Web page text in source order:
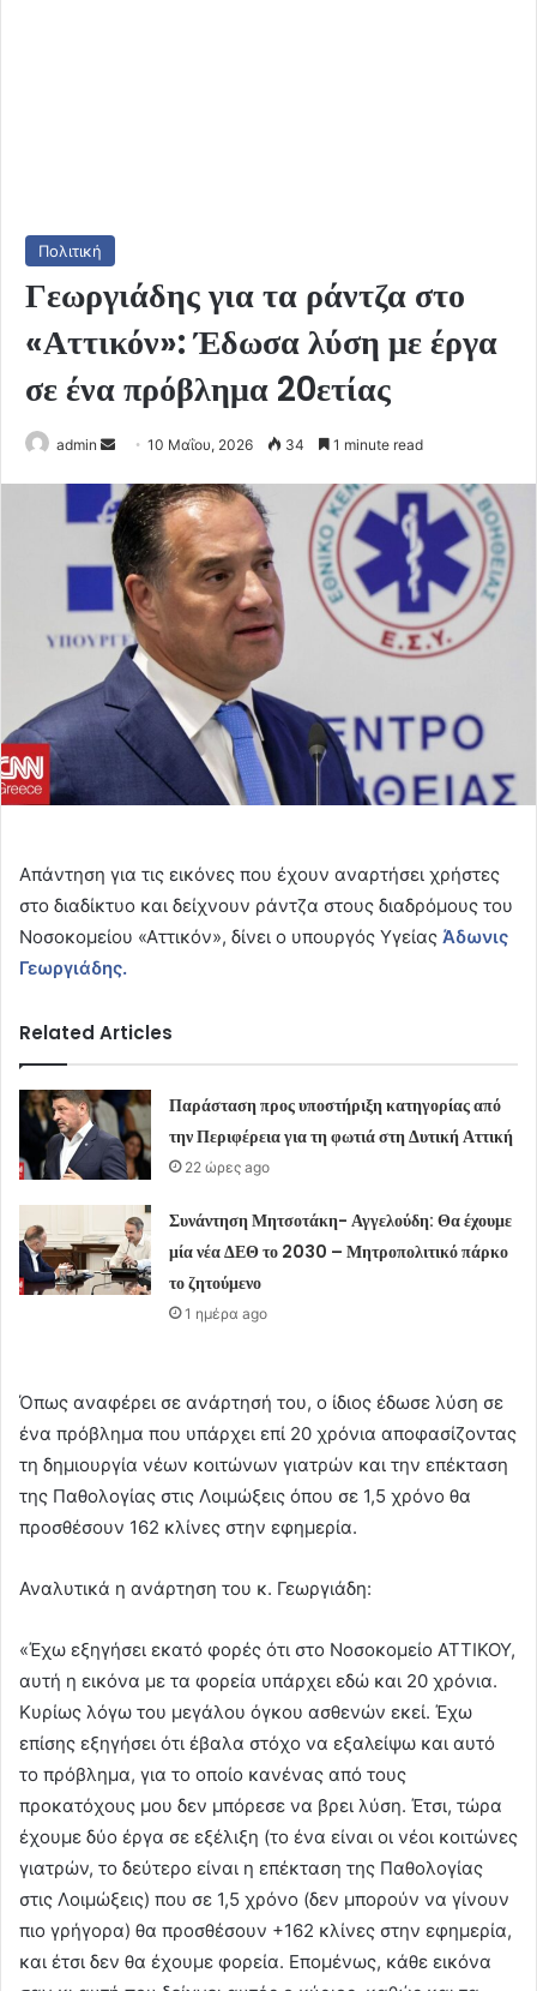
Πολιτική
Γεωργιάδης για τα ράντζα στο
«Αττικόν»: Έδωσα λύση με έργα
σε ένα πρόβλημα 20ετίας
admin
Send
email
10 Μαΐου, 2026 34 1 minute read
Απάντηση για τις εικόνες που έχουν αναρτήσει χρήστες
στο διαδίκτυο και δείχνουν ράντζα στους διαδρόμους του
Νοσοκομείου «Αττικόν», δίνει ο υπουργός Υγείας Άδωνις
Γεωργιάδης.
Related Articles
Παράσταση προς υποστήριξη κατηγορίας από
την Περιφέρεια για τη φωτιά στη Δυτική Αττική
22 ώρες ago
Συνάντηση Μητσοτάκη- Αγγελούδη: Θα έχουμε
μία νέα ΔΕΘ το 2030 – Μητροπολιτικό πάρκο
το ζητούμενο
1 ημέρα ago
Όπως αναφέρει σε ανάρτησή του, ο ίδιος έδωσε λύση σε
ένα πρόβλημα που υπάρχει επί 20 χρόνια αποφασίζοντας
τη δημιουργία νέων κοιτώνων γιατρών και την επέκταση
της Παθολογίας στις Λοιμώξεις όπου σε 1,5 χρόνο θα
προσθέσουν 162 κλίνες στην εφημερία.
Αναλυτικά η ανάρτηση του κ. Γεωργιάδη:
«Έχω εξηγήσει εκατό φορές ότι στο Νοσοκομείο ΑΤΤΙΚΟΥ,
αυτή η εικόνα με τα φορεία υπάρχει εδώ και 20 χρόνια.
Κυρίως λόγω του μεγάλου όγκου ασθενών εκεί. Έχω
επίσης εξηγήσει ότι έβαλα στόχο να εξαλείψω και αυτό
το πρόβλημα, για το οποίο κανένας από τους
προκατόχους μου δεν μπόρεσε να βρει λύση. Έτσι, τώρα
έχουμε δύο έργα σε εξέλιξη (το ένα είναι οι νέοι κοιτώνες
γιατρών, το δεύτερο είναι η επέκταση της Παθολογίας
στις Λοιμώξεις) που σε 1,5 χρόνο (δεν μπορούν να γίνουν
πιο γρήγορα) θα προσθέσουν +162 κλίνες στην εφημερία,
και έτσι δεν θα έχουμε φορεία. Επομένως, κάθε εικόνα